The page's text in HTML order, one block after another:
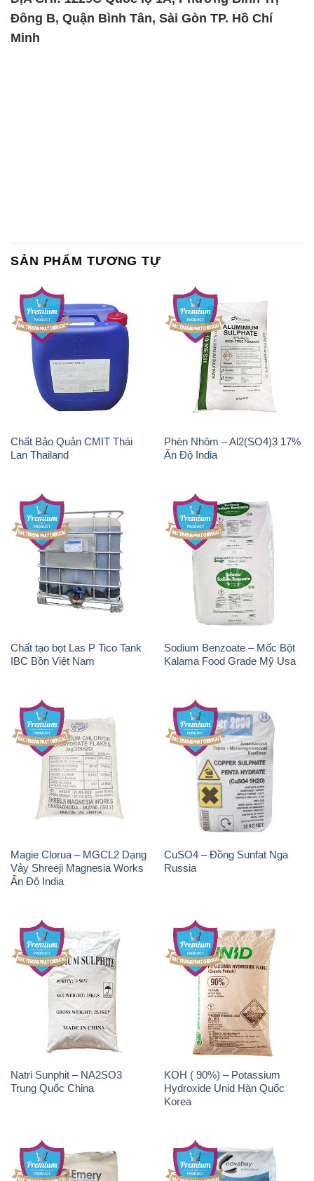
Đông B, Quận Bình Tân, Sài Gòn TP. Hồ Chí
Minh
SẢN PHẨM TƯƠNG TỰ
Chất Bảo Quản CMIT Thái
Lan Thailand
Phèn Nhôm – Al2(SO4)3 17%
Ấn Độ India
Chất tạo bọt Las P Tico Tank
IBC Bồn Việt Nam
Sodium Benzoate – Mốc Bột
Kalama Food Grade Mỹ Usa
Magie Clorua – MGCL2 Dạng
Vảy Shreeji Magnesia Works
Ấn Độ India
CuSO4 – Đồng Sunfat Nga
Russia
Natri Sunphit – NA2SO3
Trung Quốc China
KOH ( 90%) – Potassium
Hydroxide Unid Hàn Quốc
Korea